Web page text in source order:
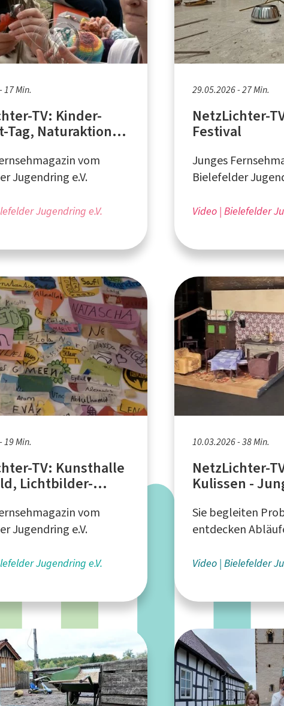
17 Min.
TV: Kinder-
Tag, Naturaktionen
vom
Jugendring e.V.
Jugendring e.V.
29.05.2026 - 27 Min.
NetzLichter-
Festival
Junges
Bielefelder
Video Bielefelder
19 Min.
TV: Kunsthalle
Lichtbilder-
vom
Jugendring e.V.
Jugendring e.V.
10.03.2026 - 38 Min.
NetzLichter-
Kulissen -
Sie begleiten
entdecken
Video Bielefelder